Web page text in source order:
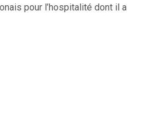
pour l’hospitalité dont il a